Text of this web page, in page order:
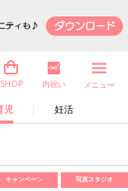
児 妊活
SHOP 内祝い メニュー
キャンペーン 写真スタジオ